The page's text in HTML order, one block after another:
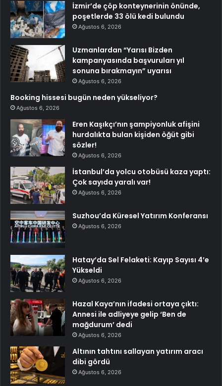
İzmir’de çöp konteynerinin önünde,
poşetlerde 33 ölü kedi bulundu
Ağustos 6, 2026
Uzmanlardan “Yarısı Bizden
kampanyasında başvuruları yıl
sonuna bırakmayın” uyarısı
Ağustos 6, 2026
Booking hissesi bugün neden yükseliyor?
Ağustos 6, 2026
Eren Kaşıkçı’nın şampiyonluk afişini
hurdalıkta bulan kişiden öğüt gibi
sözler!
Ağustos 6, 2026
İstanbul’da yolcu otobüsü kaza yaptı:
Çok sayıda yaralı var!
Ağustos 6, 2026
Suzhou’da Küresel Yatırım Konferansı
Ağustos 6, 2026
Hatay’da Sel Felaketi: Kayıp Sayısı 4’e
Yükseldi
Ağustos 6, 2026
Hazal Kaya’nın ifadesi ortaya çıktı:
Annesi ile adliyeye gelip ‘Ben de
mağdurum’ dedi
Ağustos 6, 2026
Altının tahtını sallayan yatırım aracı
dibi gördü
Ağustos 6, 2026